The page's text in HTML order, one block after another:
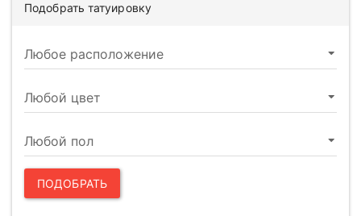
Подобрать татуировку
ПОДОБРАТЬ